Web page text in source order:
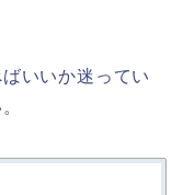
いいか迷ってい